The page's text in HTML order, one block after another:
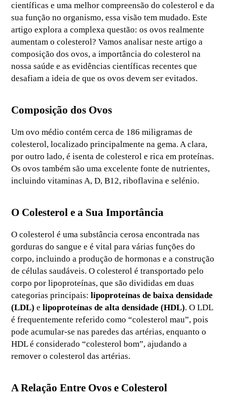
científicas e uma melhor compreensão do colesterol e da
sua função no organismo, essa visão tem mudado. Este
artigo explora a complexa questão: os ovos realmente
aumentam o colesterol? Vamos analisar neste artigo a
composição dos ovos, a importância do colesterol na
nossa saúde e as evidências científicas recentes que
desafiam a ideia de que os ovos devem ser evitados.
Composição dos Ovos
Um ovo médio contém cerca de 186 miligramas de
colesterol, localizado principalmente na gema. A clara,
por outro lado, é isenta de colesterol e rica em proteínas.
Os ovos também são uma excelente fonte de nutrientes,
incluindo vitaminas A, D, B12, riboflavina e selénio.
O Colesterol e a Sua Importância
O colesterol é uma substância cerosa encontrada nas
gorduras do sangue e é vital para várias funções do
corpo, incluindo a produção de hormonas e a construção
de células saudáveis. O colesterol é transportado pelo
corpo por lipoproteínas, que são divididas em duas
categorias principais:lipoproteínas de baixa densidade
(LDL) elipoproteínas de alta densidade (HDL). O LDL
é frequentemente referido como “colesterol mau”, pois
pode acumular-se nas paredes das artérias, enquanto o
HDL é considerado “colesterol bom”, ajudando a
remover o colesterol das artérias.
A Relação Entre Ovos e Colesterol